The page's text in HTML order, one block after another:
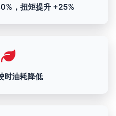
，扭矩提升 +25%
时油耗降低